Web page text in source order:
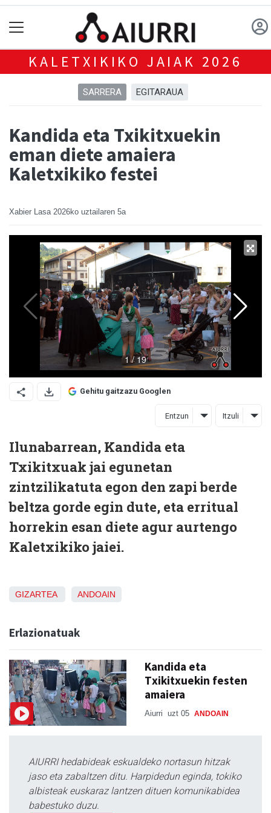
KALETXIKIKO JAIAK 2026
SARRERA EGITARAUA
Kandida eta Txikitxuekin
eman diete amaiera
Kaletxikiko festei
Xabier Lasa 2026ko uztailaren 5a
Gehitu gaitzazu Googlen
Entzun Itzuli
Ilunabarrean, Kandida eta
Txikitxuak jai egunetan
zintzilikatuta egon den zapi berde
beltza gorde egin dute, eta erritual
horrekin esan diete agur aurtengo
Kaletxikiko jaiei.
GIZARTEA ANDOAIN
Erlazionatuak
Kandida eta
Txikitxuekin festen
amaiera
Aiurri uzt 05 ANDOAIN
AIURRI hedabideak eskualdeko nortasun hitzak
jaso eta zabaltzen ditu. Harpidedun eginda, tokiko
albisteak euskaraz lantzen dituen komunikabidea
babestuko duzu.